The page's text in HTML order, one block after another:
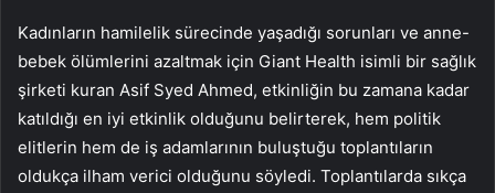
Kadınların hamilelik sürecinde yaşadığı sorunları ve anne-
bebek ölümlerini azaltmak için Giant Health isimli bir sağlık
şirketi kuran Asif Syed Ahmed, etkinliğin bu zamana kadar
katıldığı en iyi etkinlik olduğunu belirterek, hem politik
elitlerin hem de iş adamlarının buluştuğu toplantıların
oldukça ilham verici olduğunu söyledi. Toplantılarda sıkça